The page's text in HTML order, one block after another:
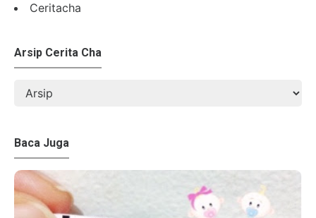
Ceritacha
Arsip Cerita Cha
Baca Juga